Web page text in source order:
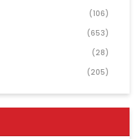
(106)
(653)
(28)
(205)
(1113)